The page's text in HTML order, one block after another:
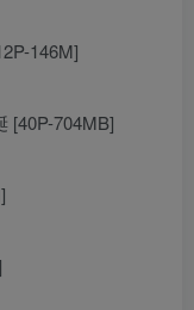
146M]
[40P-704MB]